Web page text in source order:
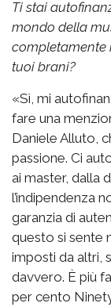
Ti stai
mondo della
completamente
tuoi brani?
«Sì, mi
fare una
Daniele Alluto,
passione. Ci
ai master, dalla
l’indipendenza
garanzia di
questo si sente
imposti da altri,
davvero. È più
per cento